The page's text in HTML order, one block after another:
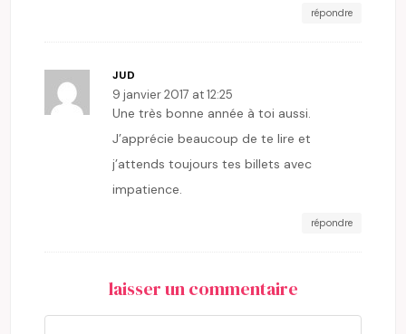
répondre
JUD
9 janvier 2017 at 12:25
Une très bonne année à toi aussi.
J’apprécie beaucoup de te lire et
j’attends toujours tes billets avec
impatience.
répondre
laisser un commentaire